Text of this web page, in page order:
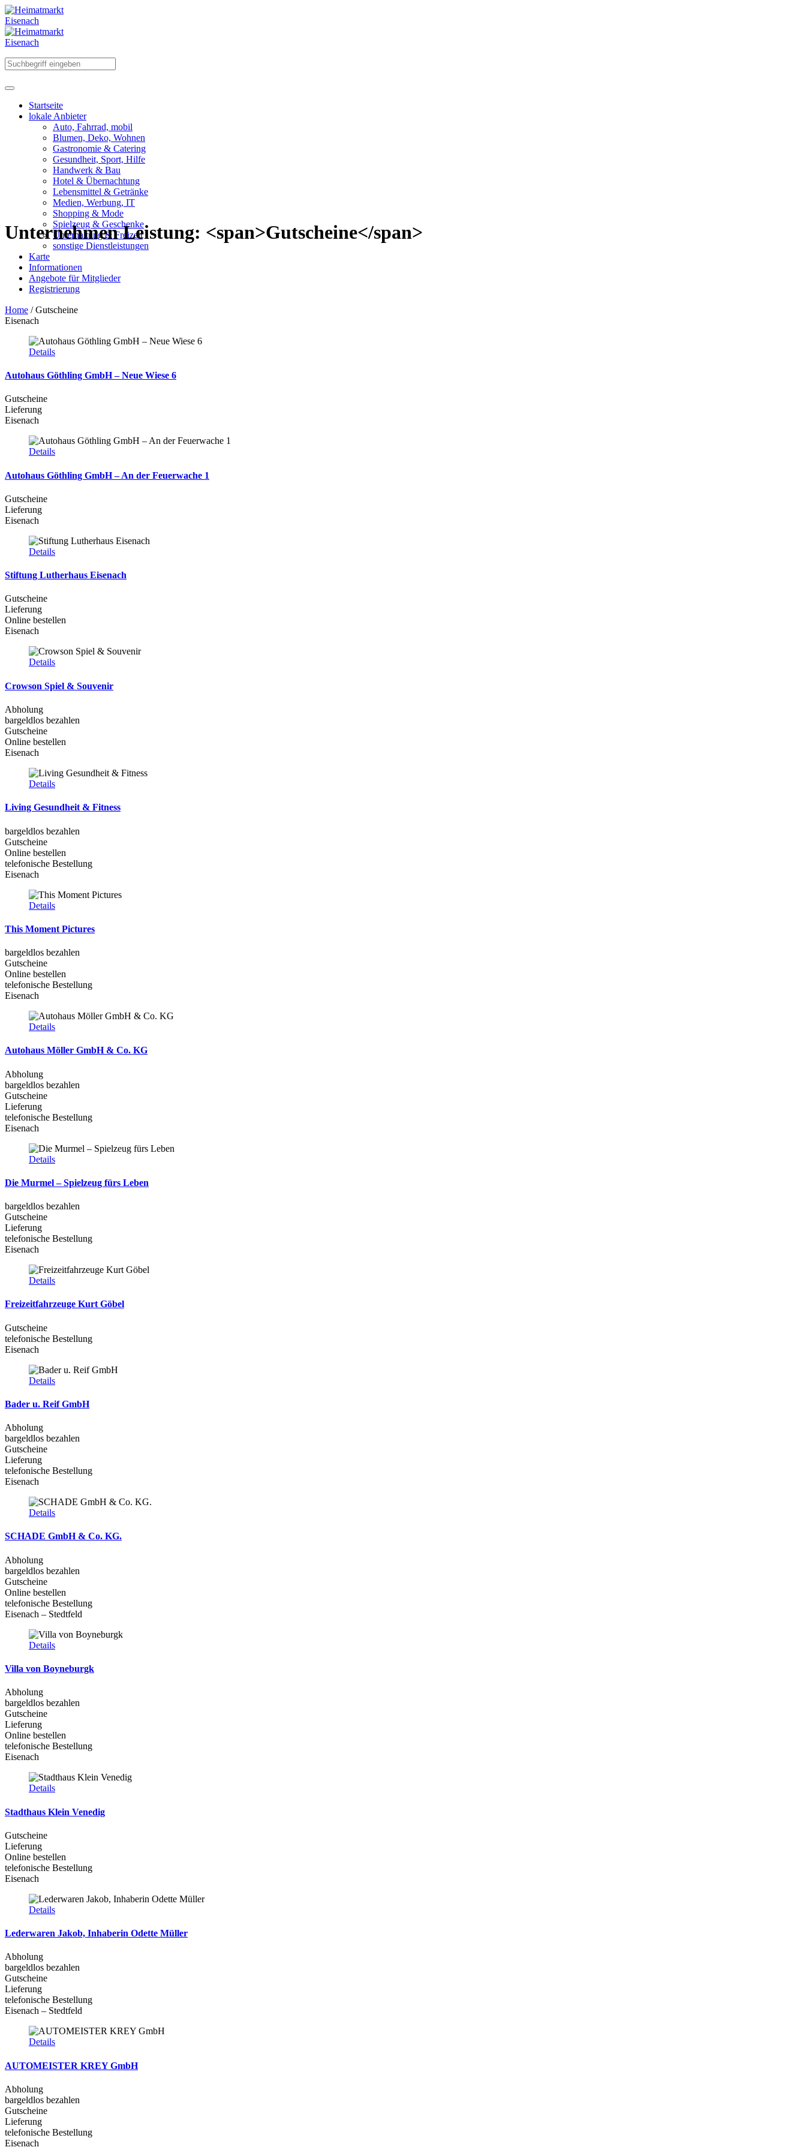
Startseite
lokale Anbieter
Auto, Fahrrad, mobil
Blumen, Deko, Wohnen
Gastronomie & Catering
Gesundheit, Sport, Hilfe
Handwerk & Bau
Hotel & Übernachtung
Lebensmittel & Getränke
Medien, Werbung, IT
Shopping & Mode
Spielzeug & Geschenke
Unterhaltung & Freizeit
sonstige Dienstleistungen
Karte
Informationen
Angebote für Mitglieder
Registrierung
Unternehmen Leistung: <span>Gutscheine</span>
Home /Gutscheine
Eisenach
Details
Autohaus Göthling GmbH – Neue Wiese 6
Gutscheine
Lieferung
Eisenach
Details
Autohaus Göthling GmbH – An der Feuerwache 1
Gutscheine
Lieferung
Eisenach
Details
Stiftung Lutherhaus Eisenach
Gutscheine
Lieferung
Online bestellen
Eisenach
Details
Crowson Spiel & Souvenir
Abholung
bargeldlos bezahlen
Gutscheine
Online bestellen
Eisenach
Details
Living Gesundheit & Fitness
bargeldlos bezahlen
Gutscheine
Online bestellen
telefonische Bestellung
Eisenach
Details
This Moment Pictures
bargeldlos bezahlen
Gutscheine
Online bestellen
telefonische Bestellung
Eisenach
Details
Autohaus Möller GmbH & Co. KG
Abholung
bargeldlos bezahlen
Gutscheine
Lieferung
telefonische Bestellung
Eisenach
Details
Die Murmel – Spielzeug fürs Leben
bargeldlos bezahlen
Gutscheine
Lieferung
telefonische Bestellung
Eisenach
Details
Freizeitfahrzeuge Kurt Göbel
Gutscheine
telefonische Bestellung
Eisenach
Details
Bader u. Reif GmbH
Abholung
bargeldlos bezahlen
Gutscheine
Lieferung
telefonische Bestellung
Eisenach
Details
SCHADE GmbH & Co. KG.
Abholung
bargeldlos bezahlen
Gutscheine
Online bestellen
telefonische Bestellung
Eisenach – Stedtfeld
Details
Villa von Boyneburgk
Abholung
bargeldlos bezahlen
Gutscheine
Lieferung
Online bestellen
telefonische Bestellung
Eisenach
Details
Stadthaus Klein Venedig
Gutscheine
Lieferung
Online bestellen
telefonische Bestellung
Eisenach
Details
Lederwaren Jakob, Inhaberin Odette Müller
Abholung
bargeldlos bezahlen
Gutscheine
Lieferung
telefonische Bestellung
Eisenach – Stedtfeld
Details
AUTOMEISTER KREY GmbH
Abholung
bargeldlos bezahlen
Gutscheine
Lieferung
telefonische Bestellung
Eisenach